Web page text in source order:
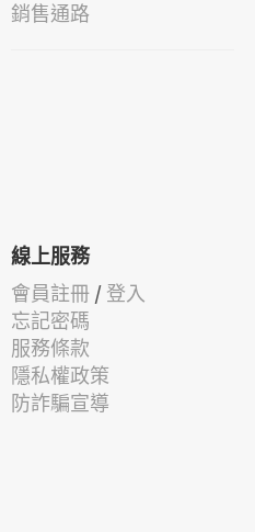
銷售通路
線上服務
會員註冊 / 登入
忘記密碼
服務條款
隱私權政策
防詐騙宣導